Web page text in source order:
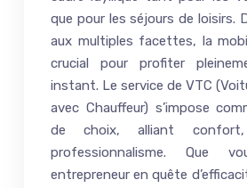
que pour les séjours de loisirs.
aux multiples facettes, la
crucial pour profiter
instant. Le service de VTC
avec Chauffeur) s’impose
de choix, alliant
professionnalisme. Que
entrepreneur en quête